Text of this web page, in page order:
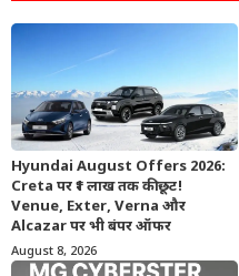
Hyundai August Offers 2026:
Creta पर ₹1 लाख तक की छूट!
Venue, Exter, Verna और
Alcazar पर भी बंपर ऑफर
August 8, 2026